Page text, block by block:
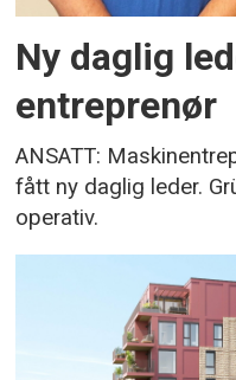
Ny daglig
entreprenør
ANSATT:
fått ny daglig leder.
operativ.